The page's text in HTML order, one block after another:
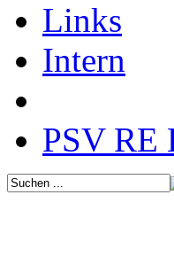
Links
Intern
PSV RE